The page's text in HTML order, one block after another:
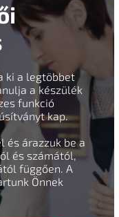
ki a legtöbbet
a készülék
funkció
kap.
és árazzuk be a
és számától,
függően. A
Önnek